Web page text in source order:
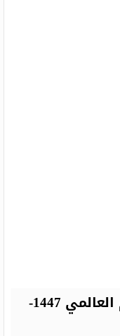
أجمل اطارات عن يوم المعلم العالمي 1447-